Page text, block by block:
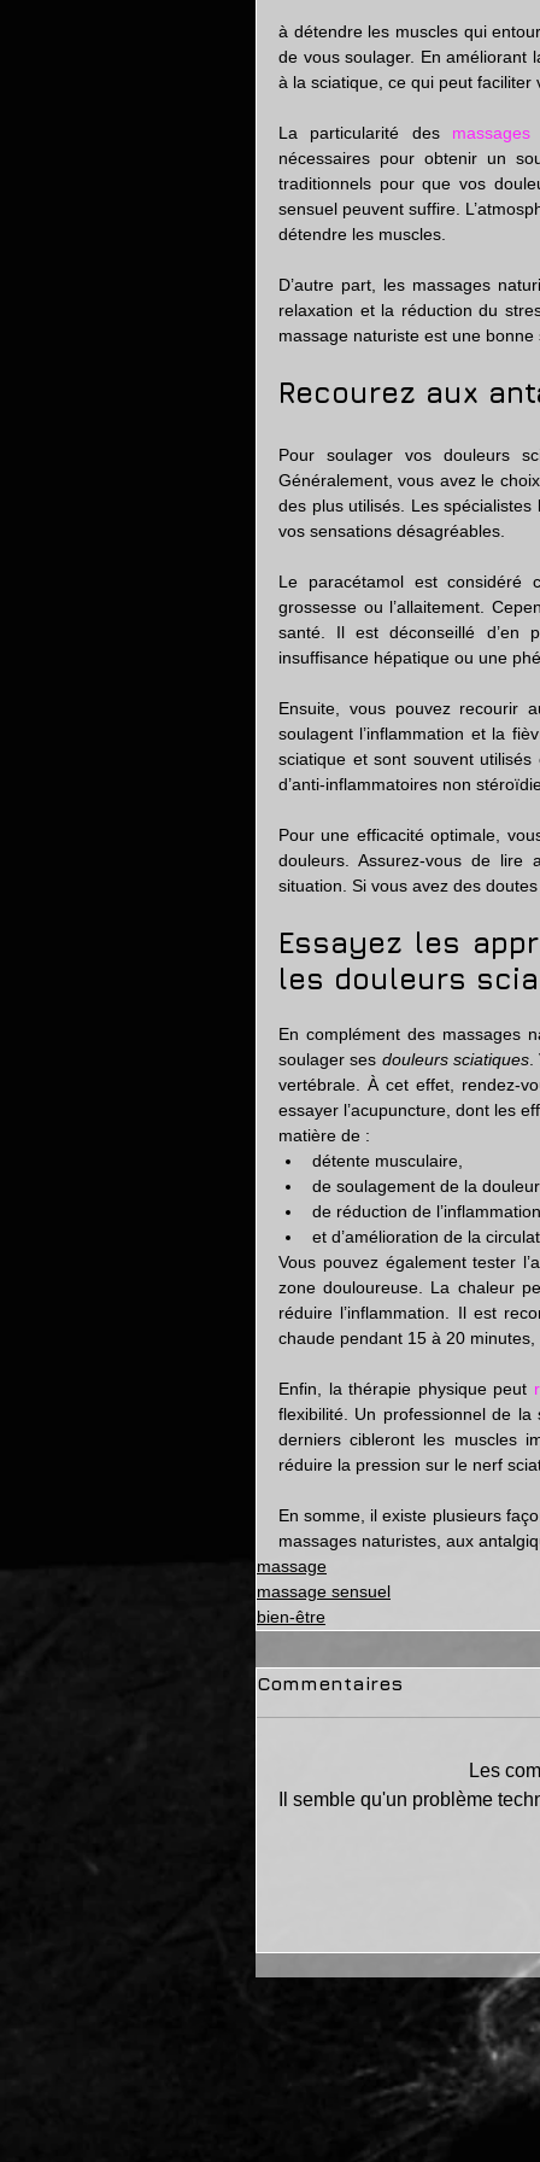
à détendre les muscles qui
de vous soulager. En améliorant
à la sciatique, ce qui peut faciliter
La particularité des massages
nécessaires pour obtenir un
traditionnels pour que vos
sensuel peuvent suffire.
détendre les muscles.
D’autre part, les massages
relaxation et la réduction du
massage naturiste est une
Recourez aux
Pour soulager vos douleurs
Généralement, vous avez le
des plus utilisés. Les
vos sensations désagréables.
Le paracétamol est considéré
grossesse ou l’allaitement.
santé. Il est déconseillé d’en
insuffisance hépatique ou une
Ensuite, vous pouvez recourir
soulagent l’inflammation et la
sciatique et sont souvent utilisés
d’anti-inflammatoires non
Pour une efficacité optimale,
douleurs. Assurez-vous de lire
situation. Si vous avez des
Essayez les
les douleurs
En complément des massages
soulager ses douleurs sciatiques.
vertébrale. À cet effet, rendez-
essayer l’acupuncture, dont les
matière de :
détente musculaire,
de soulagement de la
de réduction de
et d’amélioration de la
Vous pouvez également tester
zone douloureuse. La chaleur
réduire l’inflammation. Il est
chaude pendant 15 à 20
Enfin, la thérapie physique peut
flexibilité. Un professionnel de
derniers cibleront les muscles
réduire la pression sur le nerf
En somme, il existe plusieurs
massages naturistes, aux
massage
massage sensuel
bien-être
Commentaires
Les
Il semble qu'un problème